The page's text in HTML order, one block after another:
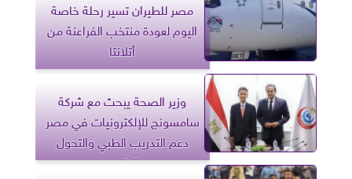
مصر للطيران تسير رحلة خاصة
اليوم لعودة منتخب الفراعنة من
أتلانتا
وزير الصحة يبحث مع شركة
سامسونج للإلكترونيات في مصر
دعم التدريب الطبي والتحول
الرقمي